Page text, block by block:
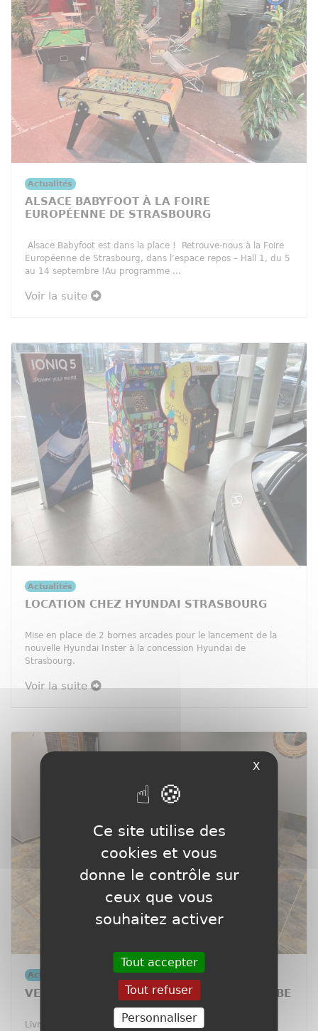
Actualités
ALSACE BABYFOOT À LA FOIRE
EUROPÉENNE DE STRASBOURG
Alsace Babyfoot est dans la place ! Retrouve-nous à la Foire
Européenne de Strasbourg, dans l’espace repos – Hall 1, du 5
au 14 septembre !Au programme ...
Voir la suite
Actualités
LOCATION CHEZ HYUNDAI STRASBOURG
Mise en place de 2 bornes arcades pour le lancement de la
nouvelle Hyundai Inster à la concession Hyundai de
Strasbourg.
Voir la suite
Actualités
VENTE D'UN BILLARD RENE PIERRE CARAÏBE
Livraison et installation d’un très beau billard René Pierre
X
Ce site utilise des
cookies et vous
donne le contrôle sur
ceux que vous
souhaitez activer
Tout accepter
Tout refuser
Personnaliser